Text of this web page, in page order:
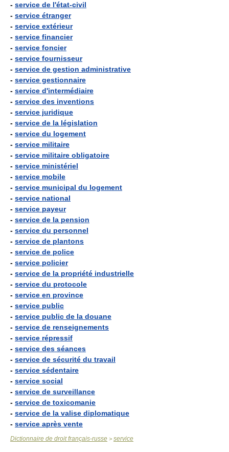
- service de l'état-civil
- service étranger
- service extérieur
- service financier
- service foncier
- service fournisseur
- service de gestion administrative
- service gestionnaire
- service d'intermédiaire
- service des inventions
- service juridique
- service de la législation
- service du logement
- service militaire
- service militaire obligatoire
- service ministériel
- service mobile
- service municipal du logement
- service national
- service payeur
- service de la pension
- service du personnel
- service de plantons
- service de police
- service policier
- service de la propriété industrielle
- service du protocole
- service en province
- service public
- service public de la douane
- service de renseignements
- service répressif
- service des séances
- service de sécurité du travail
- service sédentaire
- service social
- service de surveillance
- service de toxicomanie
- service de la valise diplomatique
- service après vente
Dictionnaire de droit français-russe > service